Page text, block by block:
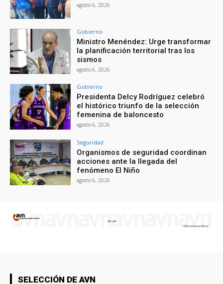
agosto 6, 2026
Gobierno
Ministro Menéndez: Urge transformar
la planificación territorial tras los
sismos
agosto 6, 2026
Gobierno
Presidenta Delcy Rodríguez celebró
el histórico triunfo de la selección
femenina de baloncesto
agosto 6, 2026
Seguridad
Organismos de seguridad coordinan
acciones ante la llegada del
fenómeno El Niño
agosto 6, 2026
SELECCIÓN DE AVN